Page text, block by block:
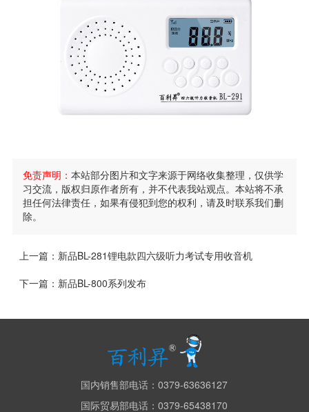
免责声明： 本站部分图片和文字来源于网络收集整理，仅供学
习交流，版权归原作者所有，并不代表我站观点。本站将不承
担任何法律责任，如果有侵犯到您的权利，请及时联系我们删
除。
上一篇： 新品BL-281锂电款四六级听力考试专用收音机
下一篇： 新品BL-800系列发布
国内销售部电话：0379-63636127
国际贸易部电话：0379-65438170